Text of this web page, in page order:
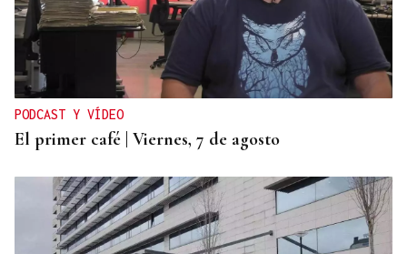
PODCAST Y VÍDEO
El primer café | Viernes, 7 de agosto